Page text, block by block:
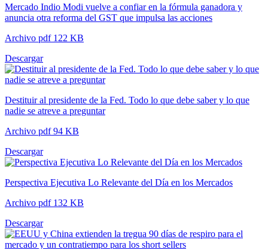
Mercado Indio Modi vuelve a confiar en la fórmula ganadora y
anuncia otra reforma del GST que impulsa las acciones
Archivo pdf 122 KB
Descargar
Destituir al presidente de la Fed. Todo lo que debe saber y lo que
nadie se atreve a preguntar
Archivo pdf 94 KB
Descargar
Perspectiva Ejecutiva Lo Relevante del Día en los Mercados
Archivo pdf 132 KB
Descargar